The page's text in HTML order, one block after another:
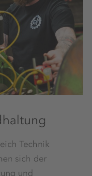
Technik
sich der
und